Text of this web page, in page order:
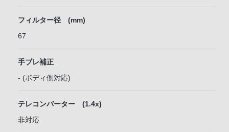
フィルター径 (mm)
67
手ブレ補正
- (ボディ側対応)
テレコンバーター (1.4x)
非対応